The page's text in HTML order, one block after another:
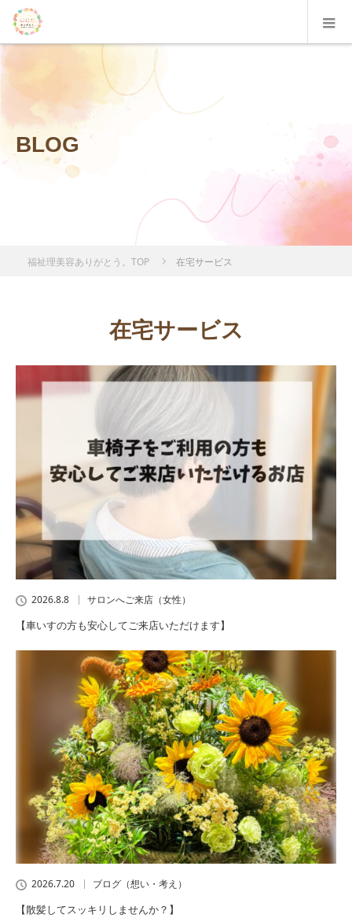
BLOG
福祉理美容ありがとう。TOP 在宅サービス
在宅サービス
2026.8.8 サロンへご来店（女性）
【車いすの方も安心してご来店いただけます】
2026.7.20 ブログ（想い・考え）
【散髪してスッキリしませんか？】